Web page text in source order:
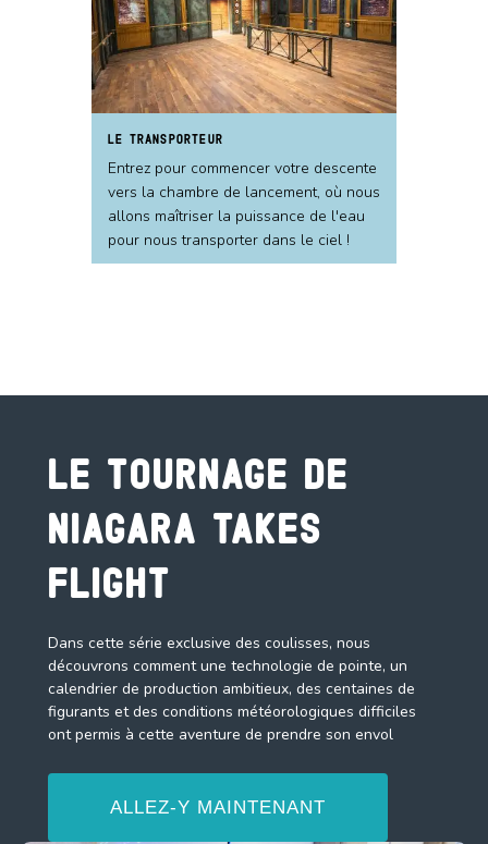
LE TRANSPORTEUR
Entrez pour commencer votre descente
vers la chambre de lancement, où nous
allons maîtriser la puissance de l'eau
pour nous transporter dans le ciel !
Le Tournage de
Niagara Takes
Flight
Dans cette série exclusive des coulisses, nous
découvrons comment une technologie de pointe, un
calendrier de production ambitieux, des centaines de
figurants et des conditions météorologiques difficiles
ont permis à cette aventure de prendre son envol
ALLEZ-Y MAINTENANT